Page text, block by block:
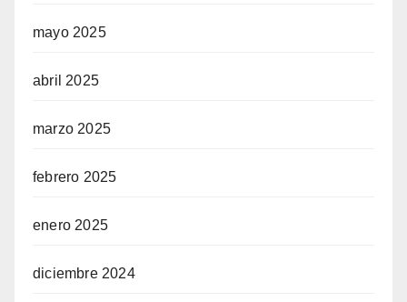
mayo 2025
abril 2025
marzo 2025
febrero 2025
enero 2025
diciembre 2024